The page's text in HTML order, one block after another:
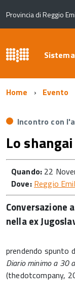
Provincia di Reggio
Home Evento
Incontro con
Lo
Quando: 22
Dove: Reggio
Conversazione
nella ex
prendendo spunto
Diario minimo a 30
(thedotcompany,